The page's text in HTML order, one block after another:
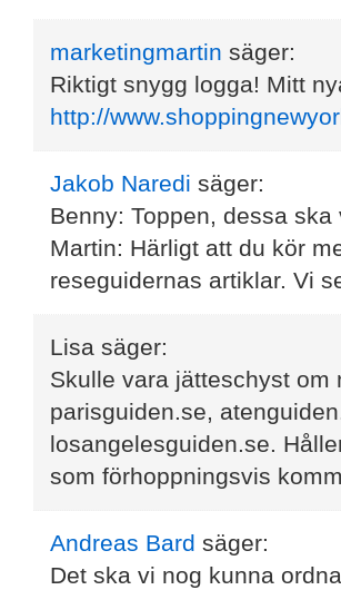
marketingmartin säger:
Riktigt snygg logga! Mitt
http://
Jakob Naredi säger:
Benny: Toppen, dessa
Martin: Härligt att du kör
reseguidernas artiklar. Vi
Lisa säger:
Skulle vara jätteschyst
parisguiden.se,
losangelesguiden.se.
som förhoppningsvis
Andreas Bard säger:
Det ska vi nog kunna